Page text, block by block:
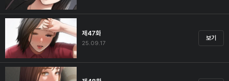
제47화
25.09.17
보기